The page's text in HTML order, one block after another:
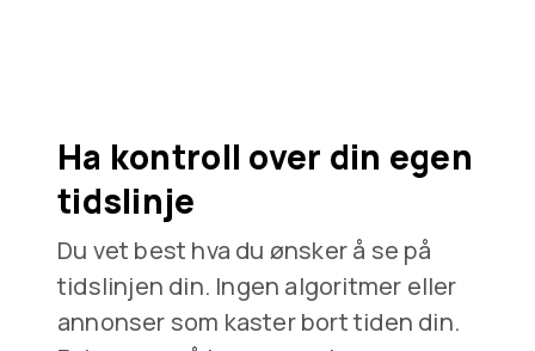
Ha kontroll over din egen
tidslinje
Du vet best hva du ønsker å se på
tidslinjen din. Ingen algoritmer eller
annonser som kaster bort tiden din.